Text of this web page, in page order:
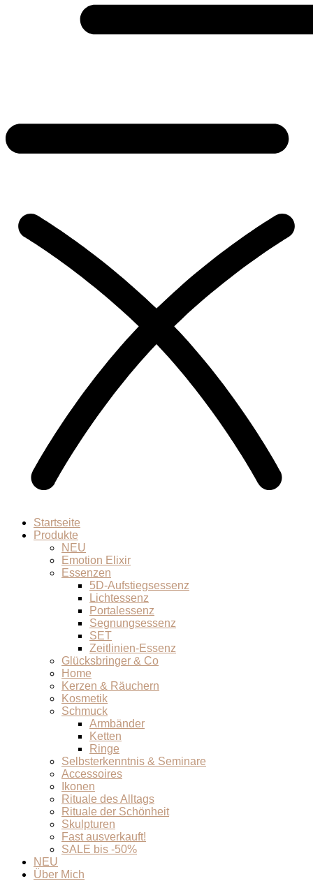
Startseite
Produkte
NEU
Emotion Elixir
Essenzen
5D-Aufstiegsessenz
Lichtessenz
Portalessenz
Segnungsessenz
SET
Zeitlinien-Essenz
Glücksbringer & Co
Home
Kerzen & Räuchern
Kosmetik
Schmuck
Armbänder
Ketten
Ringe
Selbsterkenntnis & Seminare
Accessoires
Ikonen
Rituale des Alltags
Rituale der Schönheit
Skulpturen
Fast ausverkauft!
SALE bis -50%
NEU
Über Mich